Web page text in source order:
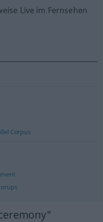
Live im Fernsehen
Corpus